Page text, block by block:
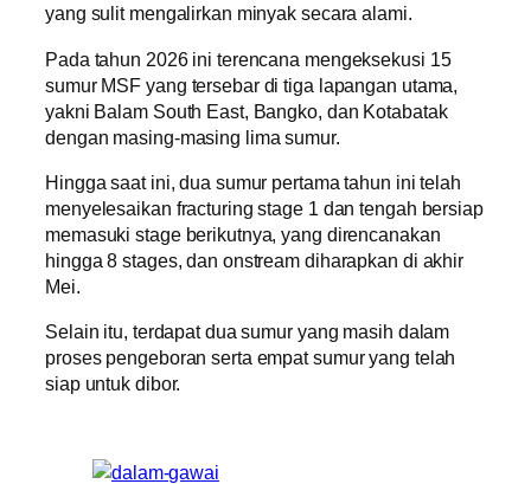
yang sulit mengalirkan minyak secara alami.
Pada tahun 2026 ini terencana mengeksekusi 15
sumur MSF yang tersebar di tiga lapangan utama,
yakni Balam South East, Bangko, dan Kotabatak
dengan masing-masing lima sumur.
Hingga saat ini, dua sumur pertama tahun ini telah
menyelesaikan fracturing stage 1 dan tengah bersiap
memasuki stage berikutnya, yang direncanakan
hingga 8 stages, dan onstream diharapkan di akhir
Mei.
Selain itu, terdapat dua sumur yang masih dalam
proses pengeboran serta empat sumur yang telah
siap untuk dibor.